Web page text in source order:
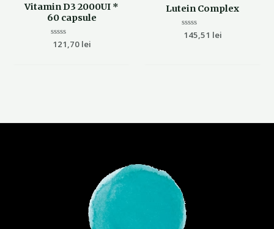
Vitamin D3 2000UI *
60 capsule
Evaluat
la
121,70 lei
Lutein Complex
Evaluat
la
145,51 lei